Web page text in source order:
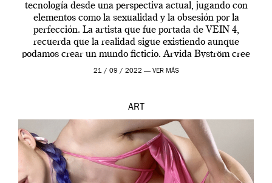
tecnología desde una perspectiva actual, jugando con
elementos como la sexualidad y la obsesión por la
perfección. La artista que fue portada de VEIN 4,
recuerda que la realidad sigue existiendo aunque
podamos crear un mundo ficticio. Arvida Byström cree
que los humanos tienen un complejo […]
21 / 09 / 2022 — VER MÁS
ART